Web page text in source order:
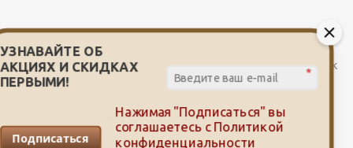
2026 © Служба заказа и доставки лекарств от сети аптек
"Мой доктор"
УЗНАВАЙТЕ ОБ
АКЦИЯХ И СКИДКАХ
ПЕРВЫМИ!
Подписаться
Нажимая "Подписаться" вы
соглашаетесь сПолитикой
конфиденциальности